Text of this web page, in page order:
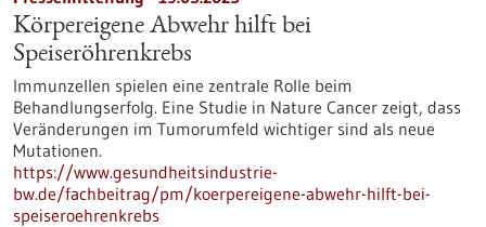
Körpereigene Abwehr hilft bei
Speiseröhrenkrebs
Immunzellen spielen eine zentrale Rolle beim
Behandlungserfolg. Eine Studie in Nature Cancer zeigt, dass
Veränderungen im Tumorumfeld wichtiger sind als neue
Mutationen.
https://www.gesundheitsindustrie-
bw.de/fachbeitrag/pm/koerpereigene-abwehr-hilft-bei-
speiseroehrenkrebs